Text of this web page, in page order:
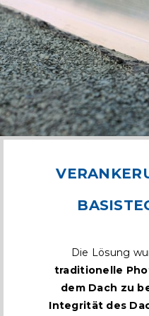
Die Lösung
traditionelle
dem Dach zu
Integrität des